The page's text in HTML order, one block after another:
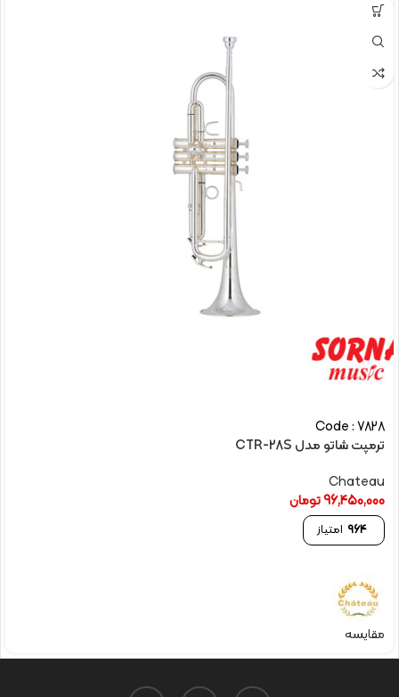
Code : 7828
ترمپت شاتو مدل CTR-28S
Chateau
96,450,000تومان
964 امتیاز
مقایسه